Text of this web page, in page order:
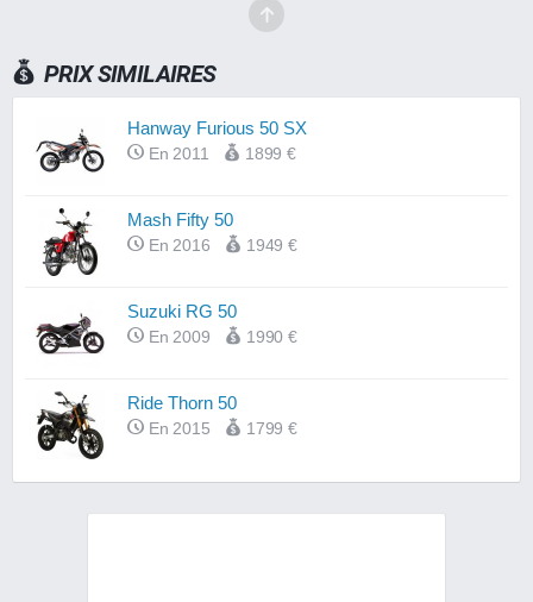
PRIX SIMILAIRES
Hanway Furious 50 SX
En 2011 1899 €
Mash Fifty 50
En 2016 1949 €
Suzuki RG 50
En 2009 1990 €
Ride Thorn 50
En 2015 1799 €